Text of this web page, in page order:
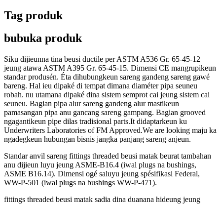
Tag produk
bubuka produk
Siku dijieunna tina beusi ductile per ASTM A536 Gr. 65-45-12
jeung atawa ASTM A395 Gr. 65-45-15. Dimensi CE mangrupikeun
standar produsén. Éta dihubungkeun sareng gandeng sareng gawé
bareng. Hal ieu dipaké di tempat dimana diaméter pipa seuneu
robah. nu utamana dipaké dina sistem semprot cai jeung sistem cai
seuneu. Bagian pipa alur sareng gandeng alur mastikeun
pamasangan pipa anu gancang sareng gampang. Bagian grooved
ngagantikeun pipe dilas tradisional parts.It didaptarkeun ku
Underwriters Laboratories of FM Approved.We are looking maju ka
ngadegkeun hubungan bisnis jangka panjang sareng anjeun.
Standar anvil sareng fittings threaded beusi matak beurat tambahan
anu dijieun luyu jeung ASME-B16.4 (iwal plugs na bushings,
ASME B16.14). Dimensi ogé saluyu jeung spésifikasi Federal,
WW-P-501 (iwal plugs na bushings WW-P-471).
fittings threaded beusi matak sadia dina duanana hideung jeung